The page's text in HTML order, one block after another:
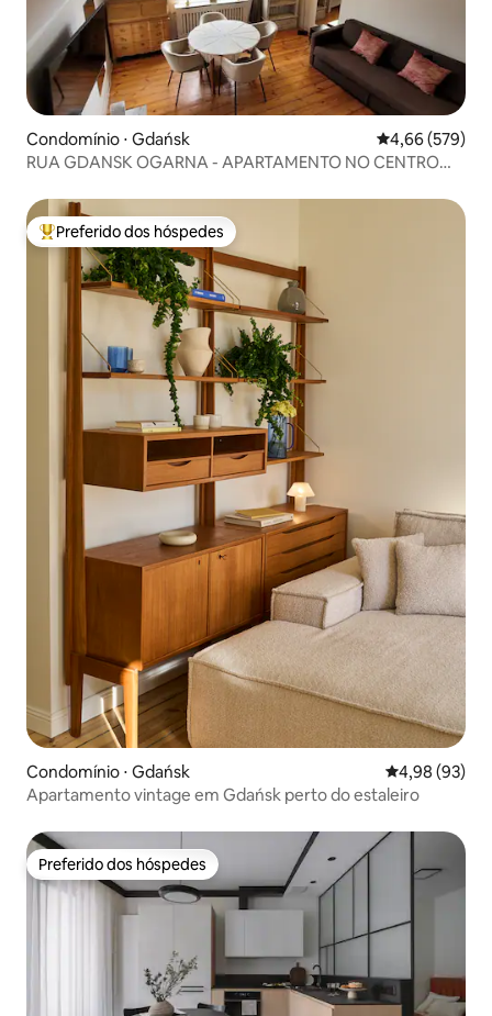
Condomínio ⋅ Gdańsk 4,66 de uma
4,66 (579)
RUA GDANSK OGARNA - APARTAMENTO NO CENTRO
Entre os melhores preferidos dos hóspedes
Preferido dos hóspedes
Condomínio ⋅ Gdańsk 4,98 de uma
4,98 (93)
Apartamento vintage em Gdańsk perto do estaleiro
Preferido dos hóspedes
Preferido dos hóspedes